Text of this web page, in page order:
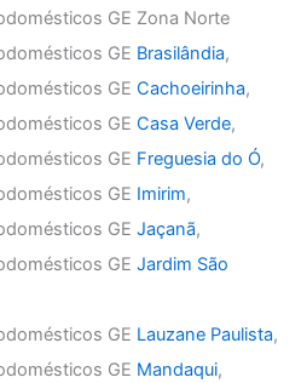
GE Zona Norte
GE Brasilândia,
GECachoeirinha,
GECasa Verde,
GE Freguesia do Ó,
GE Imirim,
GEJaçanã,
GEJardim São
GE Lauzane Paulista,
GE Mandaqui,